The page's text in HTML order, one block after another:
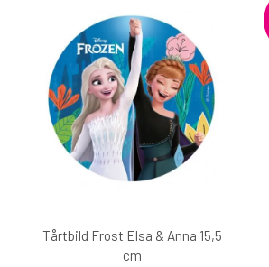
Tårtbild Frost Elsa & Anna 15,5
cm